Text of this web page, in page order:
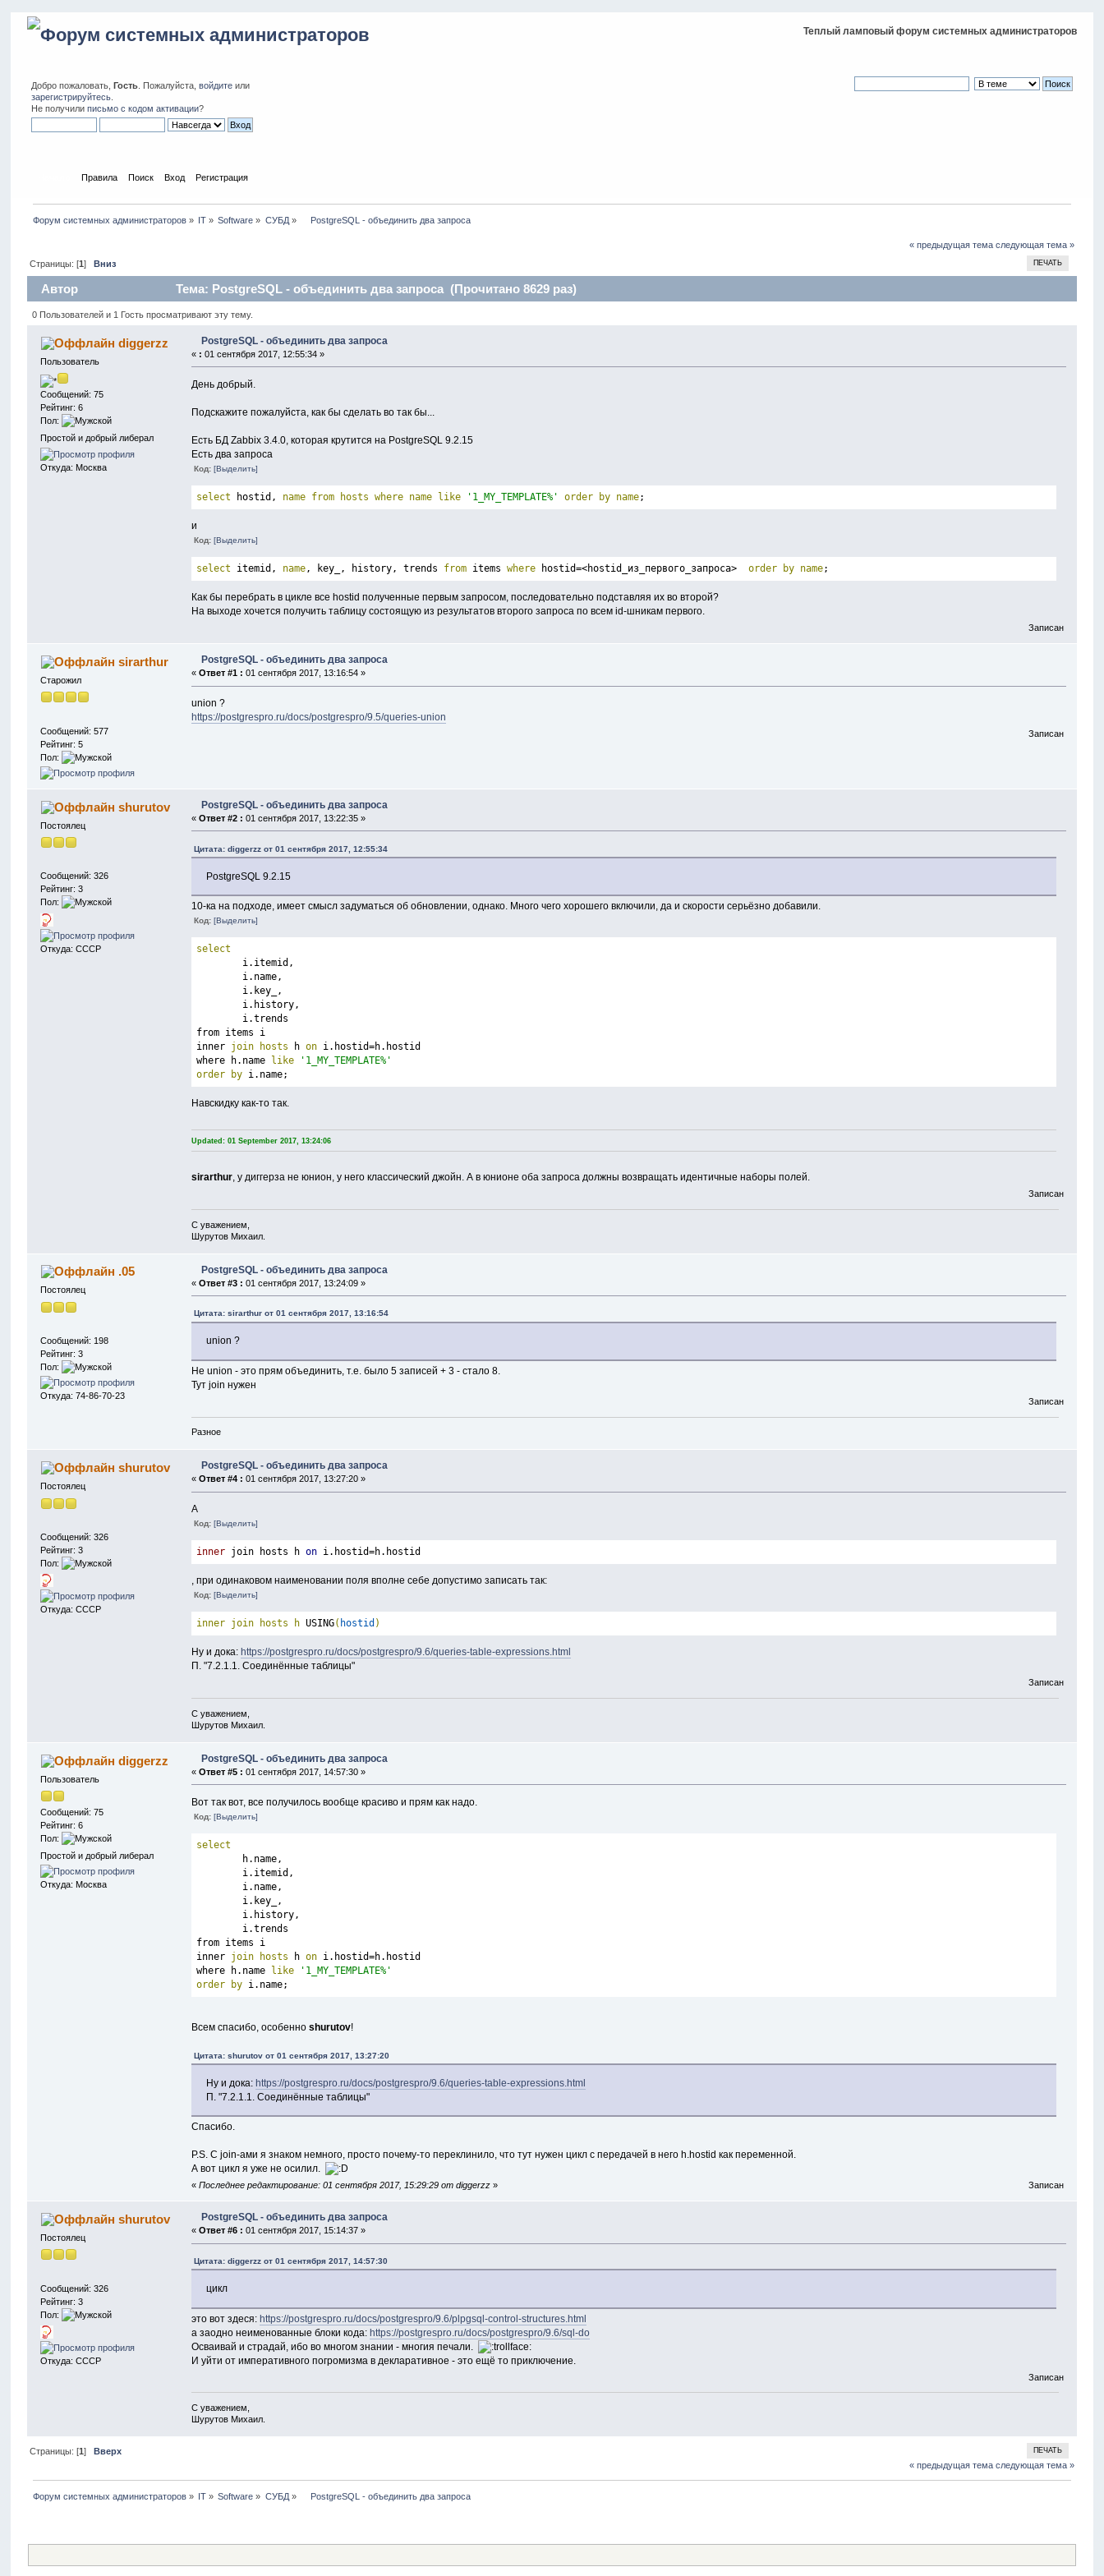
Теплый ламповый форум системных администраторов
Добро пожаловать,Гость . Пожалуйста,войдите или
зарегистрируйтесь
Не получилиписьмо с кодом активации?
Правила Поиск Вход Регистрация
Форум системных администраторов» IT » Software » СУБД»
    PostgreSQL - объединить два запроса
« предыдущая тема следующая тема »
ПЕЧАТЬ
Страницы: [1] Вниз
Автор Тема: PostgreSQL - объединить два запроса (Прочитано 8629 раз)
0 Пользователей и 1 Гость просматривают эту тему.
diggerzz
Пользователь
Сообщений: 75
Рейтинг: 6
Пол:
Простой и добрый либерал
Откуда: Москва
PostgreSQL - объединить два запроса
« : 01 сентября 2017, 12:55:34 »
День добрый.
Подскажите пожалуйста, как бы сделать во так бы...
Есть БД Zabbix 3.4.0, которая крутится на PostgreSQL 9.2.15
Есть два запроса
Код:[Выделить]
select hostid, name from hosts where name like '1_MY_TEMPLATE%' order by name;
и
Код:[Выделить]
select itemid, name, key_, history, trends from items where hostid=<hostid_из_первого_запроса> order by name;
Как бы перебрать в цикле все hostid полученные первым запросом, последовательно подставляя их во второй?
На выходе хочется получить таблицу состоящую из результатов второго запроса по всем id-шникам первого.
Записан
sirarthur
Старожил
Сообщений: 577
Рейтинг: 5
Пол:
PostgreSQL - объединить два запроса
«Ответ #1 : 01 сентября 2017, 13:16:54 »
union ?
https://postgrespro.ru/docs/postgrespro/9.5/queries-union
Записан
shurutov
Постоялец
Сообщений: 326
Рейтинг: 3
Пол:
Откуда: СССР
PostgreSQL - объединить два запроса
«Ответ #2 : 01 сентября 2017, 13:22:35 »
Цитата: diggerzz от 01 сентября 2017, 12:55:34
PostgreSQL 9.2.15
10-ка на подходе, имеет смысл задуматься об обновлении, однако. Много чего хорошего включили, да и скорости серьёзно добавили.
Код:[Выделить]
select
	i.itemid,
	i.name,
	i.key_,
	i.history,
	i.trends
from items i
inner join hosts h on i.hostid=h.hostid
where h.name
like
'1_MY_TEMPLATE%'
order
by i.name;
Навскидку как-то так.
Updated: 01 September 2017, 13:24:06
sirarthur, у диггерза не юнион, у него классический джойн. А в юнионе оба запроса должны возвращать идентичные наборы полей.
Записан
С уважением,
Шурутов Михаил.
.05
Постоялец
Сообщений: 198
Рейтинг: 3
Пол:
Откуда: 74-86-70-23
PostgreSQL - объединить два запроса
«Ответ #3 : 01 сентября 2017, 13:24:09 »
Цитата: sirarthur от 01 сентября 2017, 13:16:54
union ?
Не union - это прям объединить, т.е. было 5 записей + 3 - стало 8.
Тут join нужен
Записан
Разное
shurutov
Постоялец
Сообщений: 326
Рейтинг: 3
Пол:
Откуда: СССР
PostgreSQL - объединить два запроса
«Ответ #4 : 01 сентября 2017, 13:27:20 »
А
Код:[Выделить]
inner join hosts h on i.hostid=h.hostid
, при одинаковом наименовании поля вполне себе допустимо записать так:
Код:[Выделить]
inner join hosts h USING( hostid )
Ну и дока: https://postgrespro.ru/docs/postgrespro/9.6/queries-table-expressions.html
П. "7.2.1.1. Соединённые таблицы"
Записан
С уважением,
Шурутов Михаил.
diggerzz
Пользователь
Сообщений: 75
Рейтинг: 6
Пол:
Простой и добрый либерал
Откуда: Москва
PostgreSQL - объединить два запроса
«Ответ #5 : 01 сентября 2017, 14:57:30 »
Вот так вот, все получилось вообще красиво и прям как надо.
Код:[Выделить]
select
h.name,
	i.itemid,
	i.name,
	i.key_,
	i.history,
	i.trends
from items i
inner join hosts h on i.hostid=h.hostid
where h.name like
'1_MY_TEMPLATE%'
order
by i.name;
Всем спасибо, особенноshurutov!
Цитата: shurutov от 01 сентября 2017, 13:27:20
Ну и дока: https://postgrespro.ru/docs/postgrespro/9.6/queries-table-expressions.html
П. "7.2.1.1. Соединённые таблицы"
Спасибо.
P.S. С join-ами я знаком немного, просто почему-то переклинило, что тут нужен цикл с передачей в него h.hostid как переменной.
А вот цикл я уже не осилил.
«Последнее редактирование: 01 сентября 2017, 15:29:29 от diggerzz » Записан
shurutov
Постоялец
Сообщений: 326
Рейтинг: 3
Пол:
Откуда: СССР
PostgreSQL - объединить два запроса
«Ответ #6 : 01 сентября 2017, 15:14:37 »
Цитата: diggerzz от 01 сентября 2017, 14:57:30
цикл
это вот здеся:https://postgrespro.ru/docs/postgrespro/9.6/plpgsql-control-structures.html
а заодно неименованные блоки кода:https://postgrespro.ru/docs/postgrespro/9.6/sql-do
Осваивай и страдай, ибо во многом знании - многия печали.
И уйти от императивного погромизма в декларативное - это ещё то приключение.
Записан
С уважением,
Шурутов Михаил.
ПЕЧАТЬ
Страницы: [1] Вверх
« предыдущая тема следующая тема »
Форум системных администраторов» IT » Software » СУБД»
    PostgreSQL - объединить два запроса